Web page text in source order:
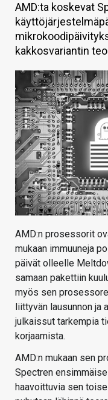
KAUPPA
VAIHDA TEEMA
HAKU
AMD:ta koskevat
kakkosvariantin
AMD:n prosessorit
mukaan immuuneja
päivät olleelle
samaan pakettiin
myös sen
liittyvän lausunnon ja
julkaissut tarkempia
korjaamista.
AMD:n mukaan sen
Spectren
haavoittuvia sen